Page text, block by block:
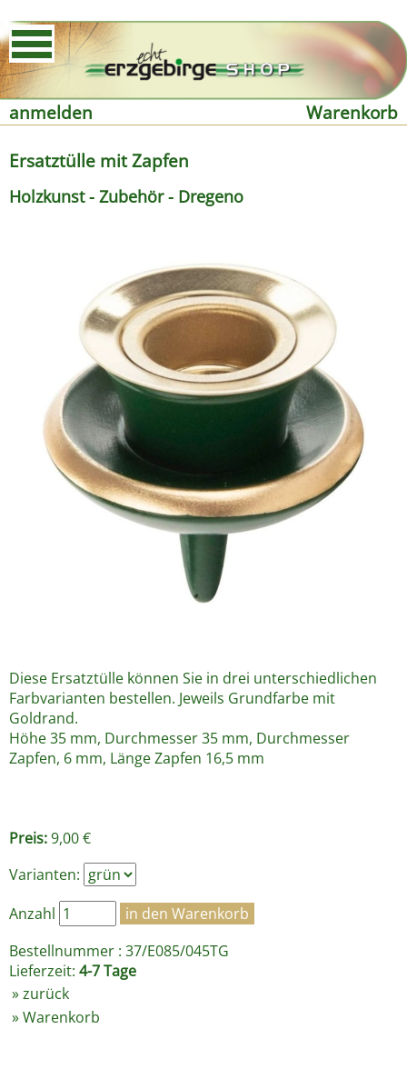
anmelden
Warenkorb
Ersatztülle mit Zapfen
Holzkunst - Zubehör - Dregeno
Diese Ersatztülle können Sie in drei unterschiedlichen
Farbvarianten bestellen. Jeweils Grundfarbe mit
Goldrand.
Höhe 35 mm, Durchmesser 35 mm, Durchmesser
Zapfen, 6 mm, Länge Zapfen 16,5 mm
Preis:9,00 €
Varianten:
Anzahl
Bestellnummer : 37/E085/045TG
Lieferzeit: 4-7 Tage
»zurück
»Warenkorb